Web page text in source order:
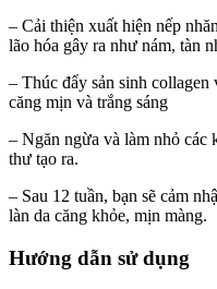
– Cải thiện xuất hiện nếp
lão hóa gây ra như nám, tàn
– Thúc đẩy sản sinh collagen
căng mịn và trắng sáng
– Ngăn ngừa và làm nhỏ các
thư tạo ra.
– Sau 12 tuần, bạn sẽ cảm
làn da căng khỏe, mịn màng.
Hướng dẫn sử dụng